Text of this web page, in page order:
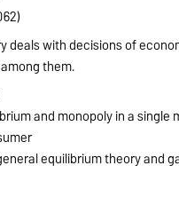
deals with decisions of
them.
and monopoly in a single
equilibrium theory and